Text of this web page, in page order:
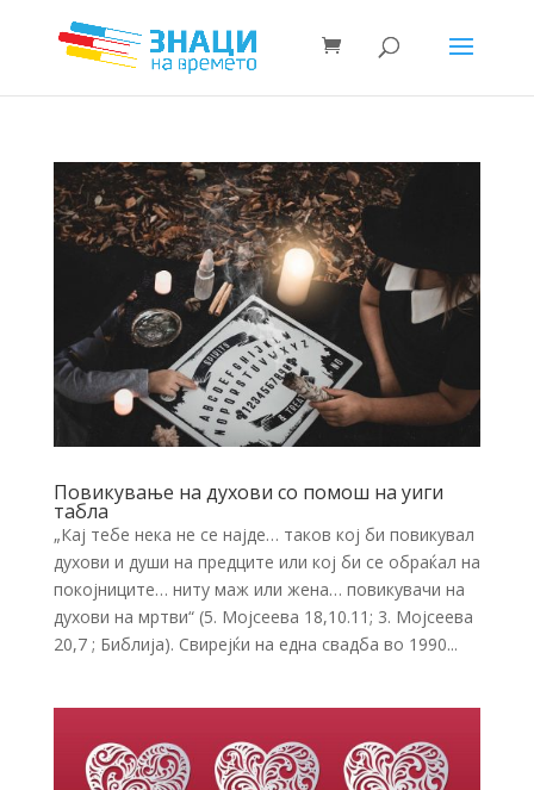
Повикување на духови со помош на уиги
табла
„Кај тебе нека не се најде… таков кој би повикувал
духови и души на предците или кој би се обраќал на
покојниците… ниту маж или жена… повикувачи на
духови на мртви“ (5. Мојсеева 18,10.11; 3. Мојсеева
20,7 ; Библија). Свирејќи на една свадба во 1990...